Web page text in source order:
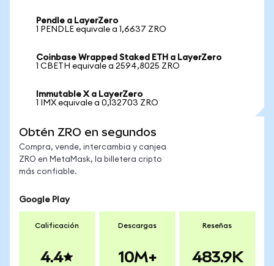
Pendle a LayerZero
1 PENDLE equivale a 1,6637 ZRO
Coinbase Wrapped Staked ETH a LayerZero
1 CBETH equivale a 2594,8025 ZRO
Immutable X a LayerZero
1 IMX equivale a 0,132703 ZRO
Obtén ZRO en segundos
Compra, vende, intercambia y canjea
ZRO en MetaMask, la billetera cripto
más confiable.
Google Play
Calificación
4.4
Descargas
10M+
Reseñas
483.9K